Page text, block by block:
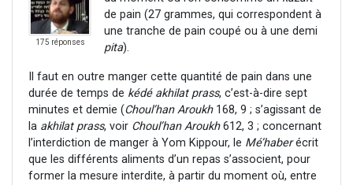
175 réponses
de pain (27 grammes, qui correspondent à
une tranche de pain coupé ou à une demi
pita).
Il faut en outre manger cette quantité de pain dans une
durée de temps de kédé akhilat prass, c’est-à-dire sept
minutes et demie (Choul’han Aroukh168, 9 ; s’agissant de
la akhilat prass, voir Choul’han Aroukh612, 3 ; concernant
l’interdiction de manger à Yom Kippour, le Mé’haberécrit
que les différents aliments d’un repas s’associent, pour
former la mesure interdite, à partir du moment où, entre